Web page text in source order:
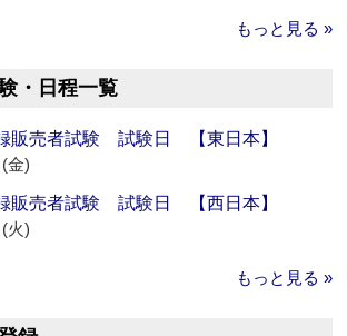
もっと見る »
・日程一覧
販売者試験 試験日 【東日本】
金)
販売者試験 試験日 【西日本】
火)
もっと見る »